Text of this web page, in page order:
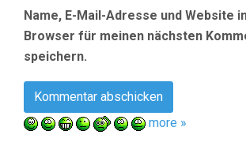
Name, E-Mail-Adresse und Website
Browser für meinen nächsten
speichern.
more »